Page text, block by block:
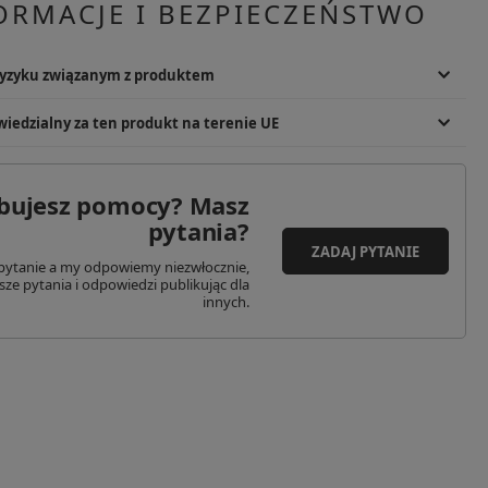
I BEZPIECZEŃSTWO
związanym z produktem
ciała. Produkt montowany na broni. Zalecany montaż u
przed użyciem. Zużyty produkt utylizować zgodnie z lokalnymi
za ten produkt na terenie UE
Kolbego 16,
pomocy? Masz
pytania?
a my odpowiemy niezwłocznie,
pytania i odpowiedzi publikując dla
innych.
ZADAJ PYTANIE